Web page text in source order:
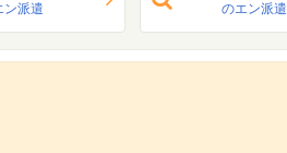
ン派遣 のエン派遣